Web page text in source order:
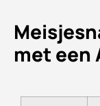
met een